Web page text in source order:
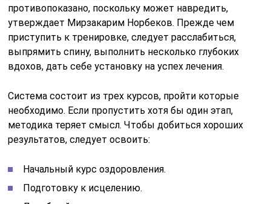
противопоказано, поскольку может навредить,
утверждает Мирзакарим Норбеков. Прежде чем
приступить к тренировке, следует расслабиться,
выпрямить спину, выполнить несколько глубоких
вдохов, дать себе установку на успех лечения.
Система состоит из трех курсов, пройти которые
необходимо. Если пропустить хотя бы один этап,
методика теряет смысл. Чтобы добиться хороших
результатов, следует освоить:
Начальный курс оздоровления.
Подготовку к исцелению.